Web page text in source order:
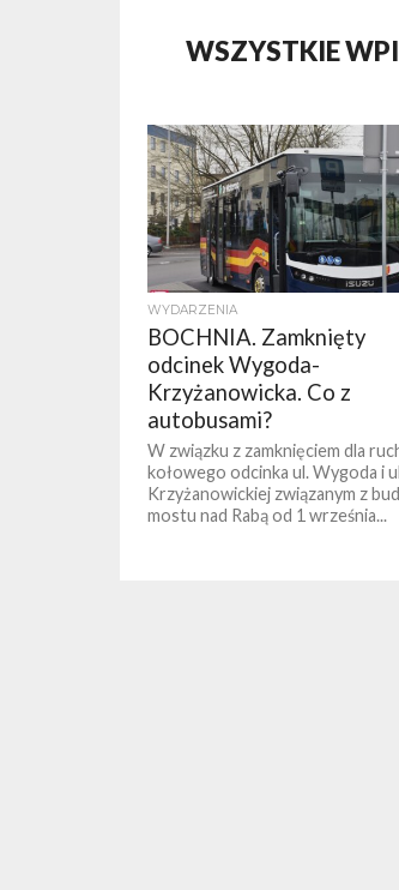
WSZYSTKIE
WYDARZENIA
BOCHNIA. Zamknięty
odcinek Wygoda-
Krzyżanowicka. Co z
autobusami?
W związku z zamknięciem dla
kołowego odcinka ul. Wygoda i
Krzyżanowickiej związanym z
mostu nad Rabą od 1 września...